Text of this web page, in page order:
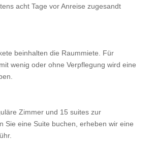
acht Tage vor Anreise zugesandt
beinhalten die Raummiete. Für
wenig oder ohne Verpflegung wird eine
Zimmer und 15 suites zur
Sie eine Suite buchen, erheben wir eine